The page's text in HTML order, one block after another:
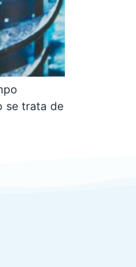
se trata de